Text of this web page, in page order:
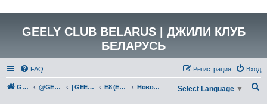
GEELY CLUB BELARUS | ДЖИЛИ КЛУБ
БЕЛАРУСЬ
FAQ Вход
Регистрация
GEELY Club Belarus @GEELYCLUBBY | GEELY EV E8 (E171) Новости Select Language ▼